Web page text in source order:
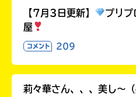
【7月3日更新】 プリプ
屋
コメント 209
莉々華さん、、、美し〜（